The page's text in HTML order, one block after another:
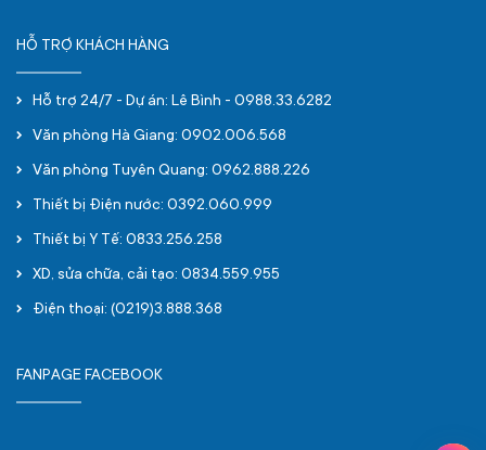
HỖ TRỢ KHÁCH HÀNG
Hỗ trợ 24/7 - Dự án: Lê Bình - 0988.33.6282
Văn phòng Hà Giang: 0902.006.568
Văn phòng Tuyên Quang: 0962.888.226
Thiết bị Điện nước: 0392.060.999
Thiết bị Y Tế: 0833.256.258
XD, sửa chữa, cải tạo: 0834.559.955
Điện thoại: (0219)3.888.368
FANPAGE FACEBOOK